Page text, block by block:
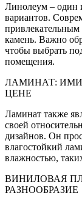
Линолеум – один
вариантов.
камень. Важно
чтобы выбрать
помещения.
ЛАМИНАТ:
ЦЕНЕ
Ламинат также
своей
дизайнов. Он
влагостойкий
влажностью,
ВИНИЛОВАЯ
РАЗНООБРАЗИЕ